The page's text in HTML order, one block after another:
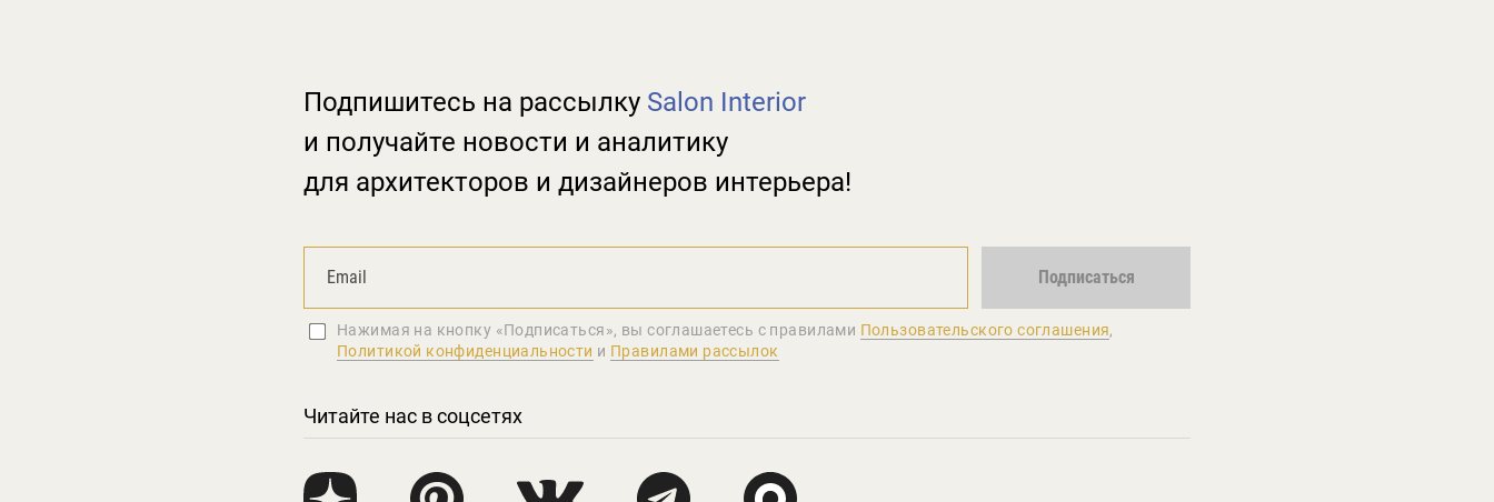
Подпишитесь на рассылку Salon Interior
и получайте новости и аналитику
для архитекторов и дизайнеров интерьера!
Подписаться
Нажимая на кнопку «Подписаться», вы соглашаетеcь с правилами Пользовательского соглашения,
Политикой конфиденциальности и Правилами рассылок
Читайте нас в соцсетях